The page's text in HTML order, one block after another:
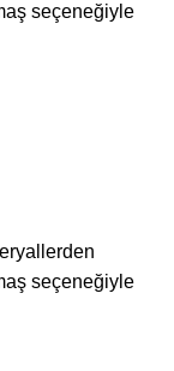
seçeneğiyle
seçeneğiyle